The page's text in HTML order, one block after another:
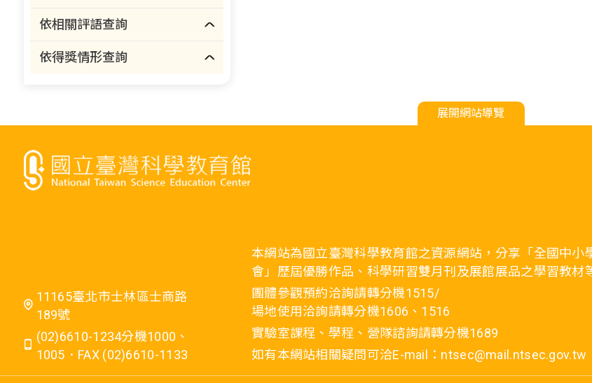
依相關評語查詢
依得獎情形查詢
展開網站導覽
11165臺北市士林區士商路
189號
(02)6610-1234分機1000、
1005．FAX (02)6610-1133
本網站為國立臺灣科學教育館之資源網站，分享「全國中
會」歷屆優勝作品、科學研習雙月刊及展館展品之學習教材
團體參觀預約洽詢請轉分機1515/
場地使用洽詢請轉分機1606、1516
實驗室課程、學程、營隊諮詢請轉分機1689
如有本網站相關疑問可洽E-mail：ntsec@mail.ntsec.gov.tw